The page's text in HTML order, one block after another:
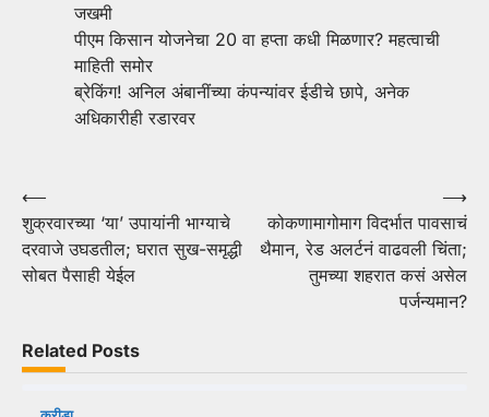
जखमी
पीएम किसान योजनेचा 20 वा हप्ता कधी मिळणार? महत्वाची
माहिती समोर
ब्रेकिंग! अनिल अंबानींच्या कंपन्यांवर ईडीचे छापे, अनेक
अधिकारीही रडारवर
Post
navigation
⟵
शुक्रवारच्या ‘या’ उपायांनी भाग्याचे
दरवाजे उघडतील; घरात सुख-समृद्धी
सोबत पैसाही येईल
कोकणामागोमाग विदर्भात पावसाचं
थैमान, रेड अलर्टनं वाढवली चिंता;
तुमच्या शहरात कसं असेल
पर्जन्यमान?
⟶
Related Posts